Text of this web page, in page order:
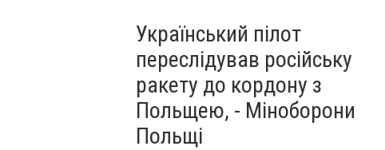
Український пілот
переслідував російську
ракету до кордону з
Польщею, - Міноборони
Польщі